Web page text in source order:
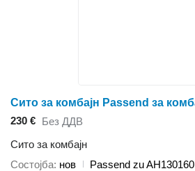
230 € Без ДДВ
Сито за комбајн
Состојба нов
Passend zu AH130160